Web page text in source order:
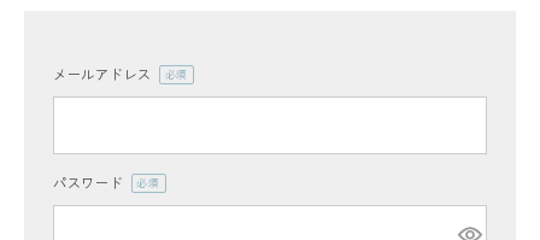
メールアドレス
(必
パスワード
(必